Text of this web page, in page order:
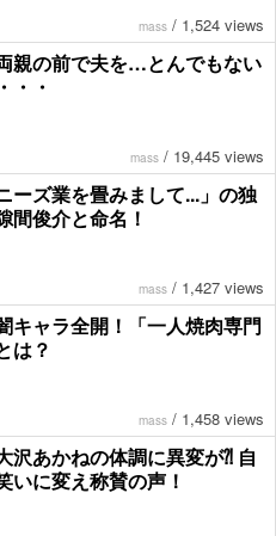
mass / 1,524 views
親の前で夫を…とんでもない
・・
mass / 19,445 views
ーズ業を畳みまして...」の独
間俊介と命名！
mass / 1,427 views
キャラ全開！「一人焼肉専門
は？
mass / 1,458 views
沢あかねの体調に異変が⁈ 自
いに変え称賛の声！